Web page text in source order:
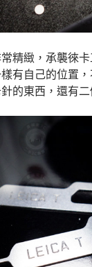
精緻，承襲徠
有自己的位置
的東西，還有